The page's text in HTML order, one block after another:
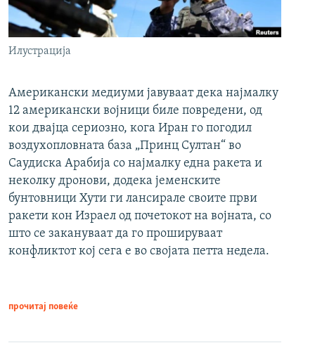
Илустрација
Американски медиуми јавуваат дека најмалку
12 американски војници биле повредени, од
кои двајца сериозно, кога Иран го погодил
воздухопловната база „Принц Султан“ во
Саудиска Арабија со најмалку една ракета и
неколку дронови, додека јеменските
бунтовници Хути ги лансирале своите први
ракети кон Израел од почетокот на војната, со
што се закануваат да го прошируваат
конфликтот кој сега е во својата петта недела.
прочитај повеќе